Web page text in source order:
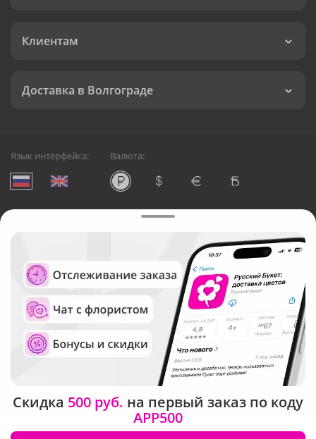
Клиентам
Доставка в Волгограде
Язык интерфейса: Валюта:
Служба круглосуточной доставки цветов в Волгограде
Русский Букет, 2026
Общество с ограниченной ответственностью «Технология»
ОГРН: 1195476081745, ИНН: 5410081997
Юридический адрес: г. Новосибирск, ул. Ипподромская,
д.42, оф. 3
Рейтинг Русского букета в г. Волгоград
Скидка 500 руб. на первый заказ по коду
APP500